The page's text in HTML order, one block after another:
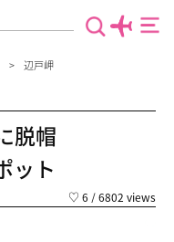
辺戸岬
脱帽
ット
♡ 6 / 6802 views